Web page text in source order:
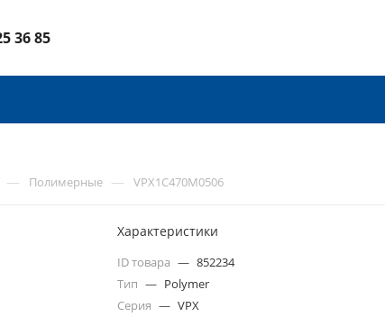
36 85
— Полимерные — VPX1C470M0506
Характеристики
ID товара — 852234
Тип — Polymer
Серия — VPX